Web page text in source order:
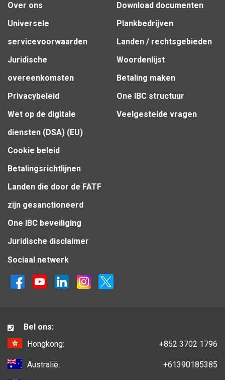
Over ons
Universele
servicevoorwaarden
Juridische
overeenkomsten
Privacybeleid
Wet op de digitale
diensten (DSA) (EU)
Cookie beleid
Betalingsrichtlijnen
Landen die door de FATF
zijn gesanctioneerd
One IBC beveiliging
Juridische disclaimer
Download documenten
Plankbedrijven
Landen / rechtsgebieden
Woordenlijst
Betaling maken
One IBC structuur
Veelgestelde vragen
Sociaal netwerk
Bel ons:
Hongkong:
+852 3702 1796
Australië: +61390185385